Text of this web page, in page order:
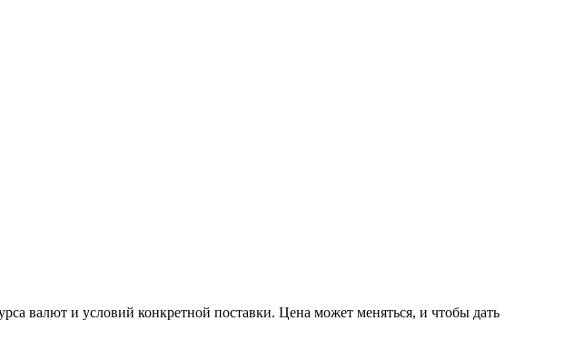
валют и условий конкретной поставки. Цена может меняться, и чтобы дать